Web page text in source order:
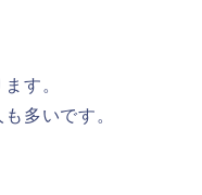
す。
多いです。